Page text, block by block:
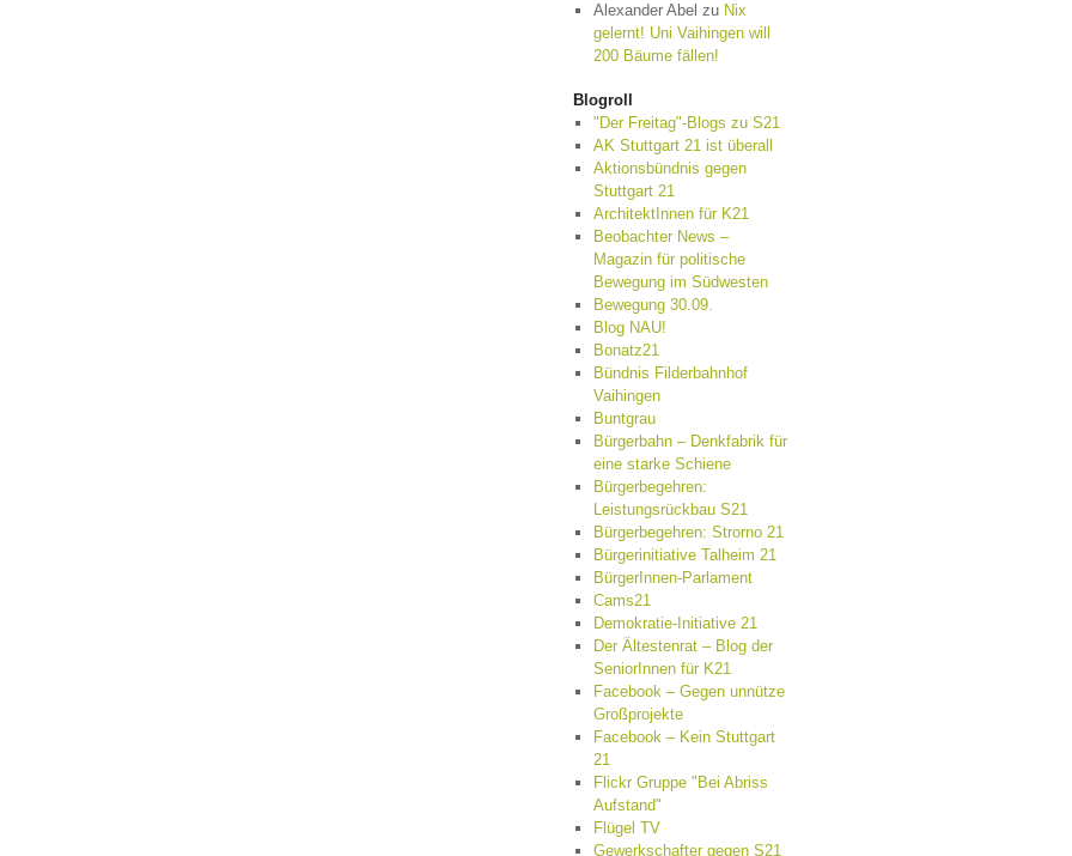
Alexander Abel zu Nix
gelernt! Uni Vaihingen will
200 Bäume fällen!
Blogroll
"Der Freitag"-Blogs zu S21
AK Stuttgart 21 ist überall
Aktionsbündnis gegen
Stuttgart 21
ArchitektInnen für K21
Beobachter News –
Magazin für politische
Bewegung im Südwesten
Bewegung 30.09.
Blog NAU!
Bonatz21
Bündnis Filderbahnhof
Vaihingen
Buntgrau
Bürgerbahn – Denkfabrik für
eine starke Schiene
Bürgerbegehren:
Leistungsrückbau S21
Bürgerbegehren: Strorno 21
Bürgerinitiative Talheim 21
BürgerInnen-Parlament
Cams21
Demokratie-Initiative 21
Der Ältestenrat – Blog der
SeniorInnen für K21
Facebook – Gegen unnütze
Großprojekte
Facebook – Kein Stuttgart
21
Flickr Gruppe "Bei Abriss
Aufstand"
Flügel TV
Gewerkschafter gegen S21